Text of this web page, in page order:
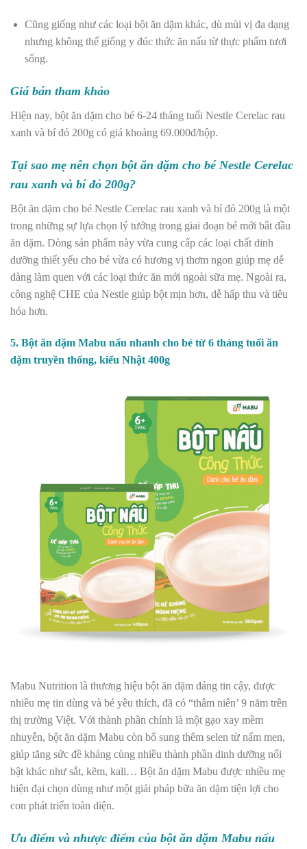
Cũng giống như các loại bột ăn dặm khác, dù mùi vị đa dạng
nhưng không thể giống y đúc thức ăn nấu từ thực phẩm tươi
sống.
Giá bán tham khảo
Hiện nay, bột ăn dặm cho bé 6-24 tháng tuổi Nestle Cerelac rau
xanh và bí đỏ 200g có giá khoảng 69.000đ/hộp.
Tại sao mẹ nên chọn bột ăn dặm cho bé Nestle Cerelac
rau xanh và bí đỏ 200g?
Bột ăn dặm cho bé Nestle Cerelac rau xanh và bí đỏ 200g là một
trong những sự lựa chọn lý tưởng trong giai đoạn bé mới bắt đầu
ăn dặm. Dòng sản phẩm này vừa cung cấp các loại chất dinh
dưỡng thiết yếu cho bé vừa có hương vị thơm ngon giúp mẹ dễ
dàng làm quen với các loại thức ăn mới ngoài sữa mẹ. Ngoài ra,
công nghệ CHE của Nestle giúp bột mịn hơn, dễ hấp thu và tiêu
hóa hơn.
5. Bột ăn dặm Mabu nấu nhanh cho bé từ 6 tháng tuổi ăn
dặm truyền thống, kiểu Nhật 400g
Mabu Nutrition là thương hiệu bột ăn dặm đáng tin cậy, được
nhiều mẹ tin dùng và bé yêu thích, đã có “thâm niên’ 9 năm trên
thị trường Việt. Với thành phần chính là một gạo xay mềm
nhuyễn, bột ăn dặm Mabu còn bổ sung thêm selen từ nấm men,
giúp tăng sức đề kháng cùng nhiều thành phần dinh dưỡng nổi
bật khác như sắt, kẽm, kali… Bột ăn dặm Mabu được nhiều mẹ
hiện đại chọn dùng như một giải pháp bữa ăn dặm tiện lợi cho
con phát triển toàn diện.
Ưu điểm và nhược điểm của bột ăn dặm Mabu nấu